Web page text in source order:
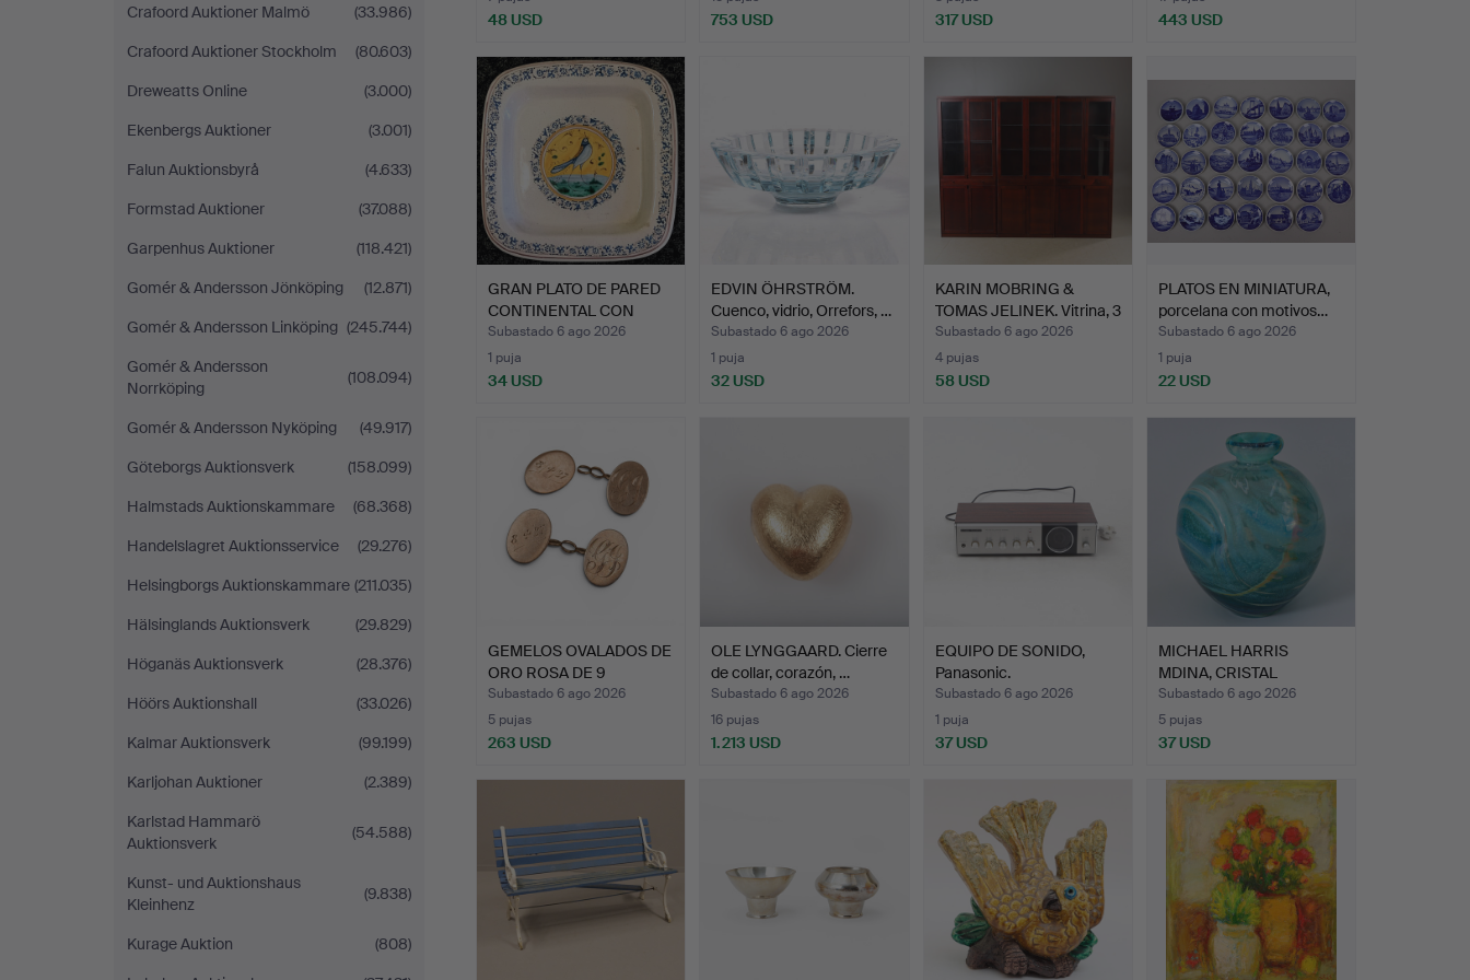
Crafoord Auktioner Malmö
(33.986)
Crafoord Auktioner Stockholm
(80.603)
Dreweatts Online
(3.000)
Ekenbergs Auktioner
(3.001)
Falun Auktionsbyrå
(4.633)
Formstad Auktioner
(37.088)
Garpenhus Auktioner
(118.421)
Gomér & Andersson Jönköping
(12.871)
Gomér & Andersson Linköping (245.744)
Gomér & Andersson
Norrköping
(108.094)
Gomér & Andersson Nyköping
(49.917)
Göteborgs Auktionsverk
(158.099)
Halmstads Auktionskammare
(68.368)
Handelslagret Auktionsservice
(29.276)
Helsingborgs Auktionskammare (211.035)
Hälsinglands Auktionsverk
(29.829)
Höganäs Auktionsverk
(28.376)
Höörs Auktionshall
(33.026)
Kalmar Auktionsverk
(99.199)
Karljohan Auktioner
(2.389)
Karlstad Hammarö
Auktionsverk
(54.588)
Kunst- und Auktionshaus
Kleinhenz
(9.838)
Kurage Auktion
(808)
48 USD 753 USD 317 USD 443 USD
GRAN PLATO DE PARED
CONTINENTAL CON
DECORA…
Subastado 6 ago 2026
1 puja
34 USD
EDVIN ÖHRSTRÖM.
Cuenco, vidrio, Orrefors, …
Subastado 6 ago 2026
1 puja
32 USD
KARIN MOBRING &
TOMAS JELINEK. Vitrina, 3
…
Subastado 6 ago 2026
4 pujas
58 USD
PLATOS EN MINIATURA,
porcelana con motivos…
Subastado 6 ago 2026
1 puja
22 USD
GEMELOS OVALADOS DE
ORO ROSA DE 9
QUILATES.
Subastado 6 ago 2026
5 pujas
263 USD
OLE LYNGGAARD. Cierre
de collar, corazón, …
Subastado 6 ago 2026
16 pujas
1.213 USD
EQUIPO DE SONIDO,
Panasonic.
Subastado 6 ago 2026
1 puja
37 USD
MICHAEL HARRIS
MDINA, CRISTAL
ARTÍSTICO, J…
Subastado 6 ago 2026
5 pujas
37 USD